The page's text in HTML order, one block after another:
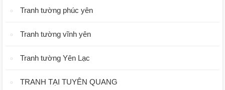
Tranh tường phúc yên
Tranh tường vĩnh yên
Tranh tường Yên Lạc
TRANH TẠI TUYÊN QUANG